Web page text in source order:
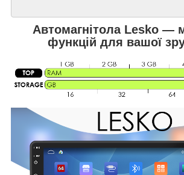
Автомагнітола Lesko —
функцій для вашої